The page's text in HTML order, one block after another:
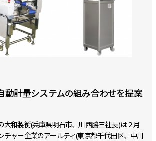
動計量システムの組み合わせを提案
大和製衡(兵庫県明石市、川西勝三社長)は２月
チャー企業のアールティ(東京都千代田区、中川